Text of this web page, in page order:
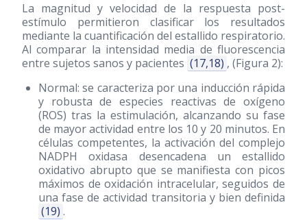
La magnitud y velocidad de la respuesta post-
estímulo permitieron clasificar los resultados
mediante la cuantificación del estallido respiratorio.
Al comparar la intensidad media de fluorescencia
entre sujetos sanos y pacientes (17,18) , (Figura 2):
Normal: se caracteriza por una inducción rápida
y robusta de especies reactivas de oxígeno
(ROS) tras la estimulación, alcanzando su fase
de mayor actividad entre los 10 y 20 minutos. En
células competentes, la activación del complejo
NADPH oxidasa desencadena un estallido
oxidativo abrupto que se manifiesta con picos
máximos de oxidación intracelular, seguidos de
una fase de actividad transitoria y bien definida
(19) .